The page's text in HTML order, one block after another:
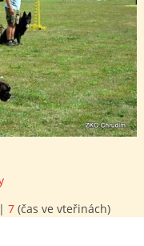
| 7 (čas ve vteřinách)